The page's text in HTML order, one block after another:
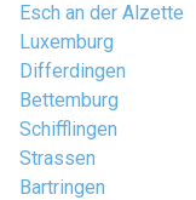
Esch an der Alzette
Luxemburg
Differdingen
Bettemburg
Schifflingen
Strassen
Bartringen